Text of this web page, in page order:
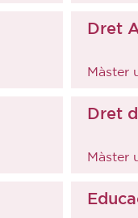
Dret
Màster
Dret
Màster